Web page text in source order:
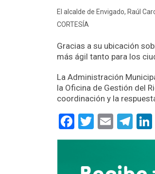
El alcalde de Envigado, Raúl
CORTESÍA
Gracias a su ubicación
más ágil tanto para los
La Administración
la Oficina de Gestión del
coordinación y la
Facebook
Twitter
Email